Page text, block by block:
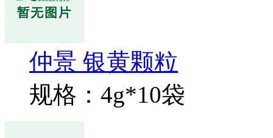
仲景 银黄颗粒
规格：4g*10袋